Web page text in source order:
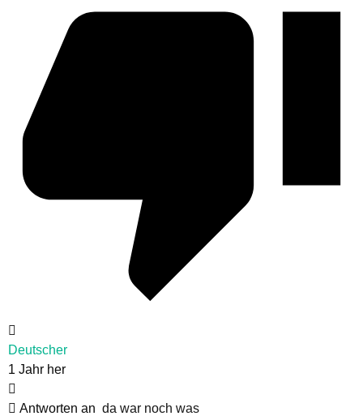
Deutscher
1 Jahr her
Antworten an da war noch was